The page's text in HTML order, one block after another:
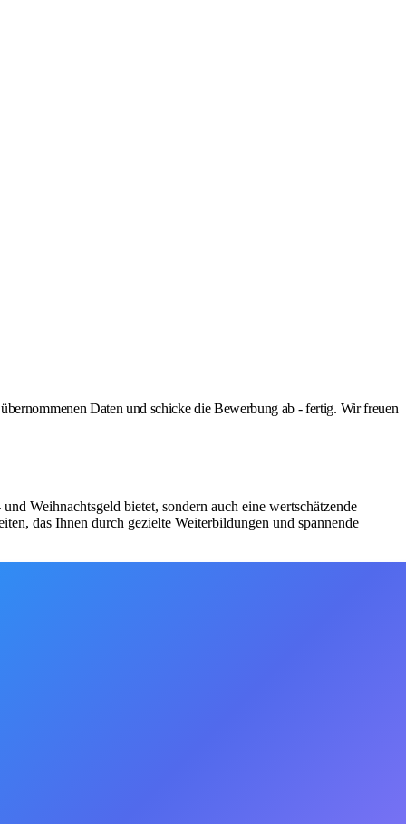
Daten und schicke die Bewerbung ab - fertig. Wir freuen
Weihnachtsgeld bietet, sondern auch eine wertschätzende
das Ihnen durch gezielte Weiterbildungen und spannende